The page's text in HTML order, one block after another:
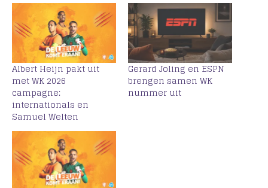
Albert Heijn pakt uit
met WK 2026
campagne:
internationals en
Samuel Welten
Gerard Joling en ESPN
brengen samen WK
nummer uit